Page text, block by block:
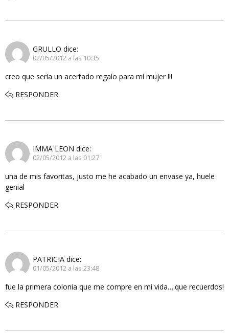
GRULLO dice:
02/05/2012 a las 10:35
creo que seria un acertado regalo para mi mujer !!!
RESPONDER
IMMA LEON dice:
02/05/2012 a las 01:27
una de mis favoritas, justo me he acabado un envase ya, huele
genial
RESPONDER
PATRICIA dice:
01/05/2012 a las 23:48
fue la primera colonia que me compre en mi vida….que recuerdos!
RESPONDER